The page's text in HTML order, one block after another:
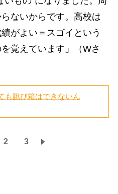
ないからです。高校は
がよい＝スゴイという
覚えています」（Wさ
も跳び箱はできないん
2 3